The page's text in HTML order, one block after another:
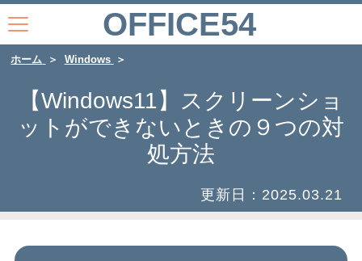
OFFICE54
ホーム Windows
【Windows11】スクリーンショ
ットができないときの９つの対
処方法
更新日： 2025.03.21